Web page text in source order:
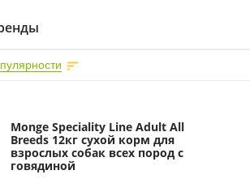
Monge Speciality Line Adult All
Breeds 12кг сухой корм для
взрослых собак всех пород с
говядиной